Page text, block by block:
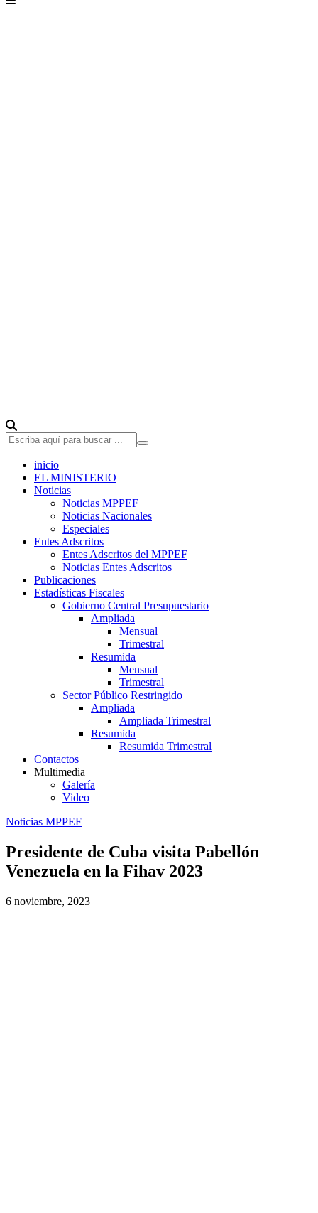
inicio
EL MINISTERIO
Noticias
Noticias MPPEF
Noticias Nacionales
Especiales
Entes Adscritos
Entes Adscritos del MPPEF
Noticias Entes Adscritos
Publicaciones
Estadísticas Fiscales
Gobierno Central Presupuestario
Ampliada
Mensual
Trimestral
Resumida
Mensual
Trimestral
Sector Público Restringido
Ampliada
Ampliada Trimestral
Resumida
Resumida Trimestral
Contactos
Multimedia
Galería
Video
Noticias MPPEF
Presidente de Cuba visita Pabellón
Venezuela en la Fihav 2023
6 noviembre, 2023